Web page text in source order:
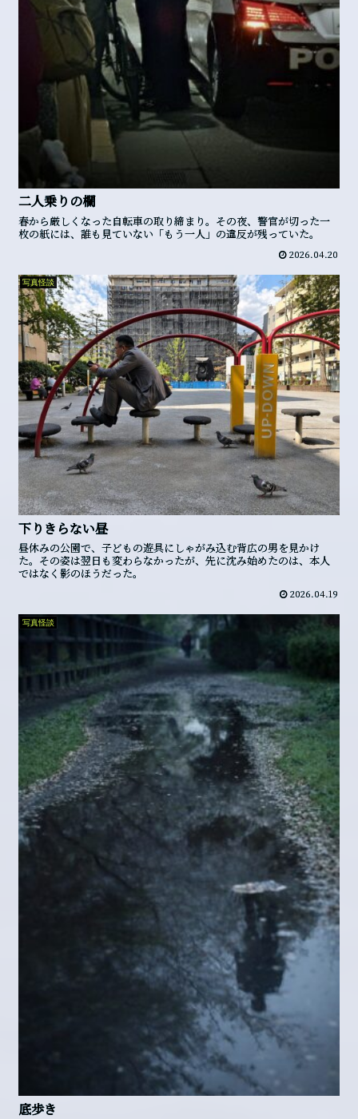
二人乗りの欄
春から厳しくなった自転車の取り締まり。その夜、警官が切った一
枚の紙には、誰も見ていない「もう一人」の違反が残っていた。
2026.04.20
写真怪談
下りきらない昼
昼休みの公園で、子どもの遊具にしゃがみ込む背広の男を見かけ
た。その姿は翌日も変わらなかったが、先に沈み始めたのは、本人
ではなく影のほうだった。
2026.04.19
写真怪談
底歩き